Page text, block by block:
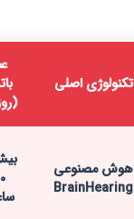
تکنولوژی اصلی
هوش مصنوعی
BrainHearing